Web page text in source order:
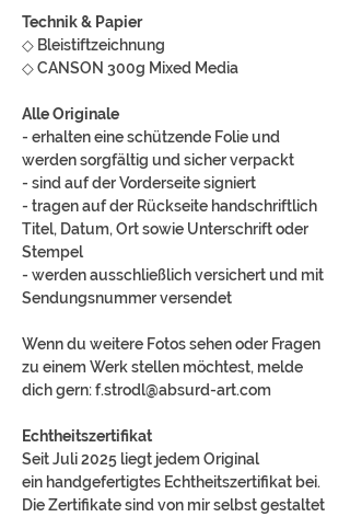
Technik & Papier
◇ Bleistiftzeichnung
◇ CANSON 300g Mixed Media
Alle Originale
- erhalten eine schützende Folie und
werden sorgfältig und sicher verpackt
- sind auf der Vorderseite signiert
- tragen auf der Rückseite handschriftlich
Titel, Datum, Ort sowie Unterschrift oder
Stempel
- werden ausschließlich versichert und mit
Sendungsnummer versendet
Wenn du weitere Fotos sehen oder Fragen
zu einem Werk stellen möchtest, melde
dich gern: f.strodl@absurd-art.com
Echtheitszertifikat
Seit Juli 2025 liegt jedem Original
ein handgefertigtes Echtheitszertifikat bei.
Die Zertifikate sind von mir selbst gestaltet